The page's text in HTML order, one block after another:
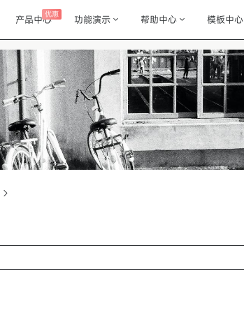
产品中心优惠 功能演示 帮助中心 模板中心